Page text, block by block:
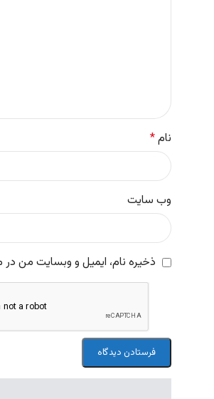
نام*
وب‌ سایت
ذخیره نام، ایمیل و وبسایت من در